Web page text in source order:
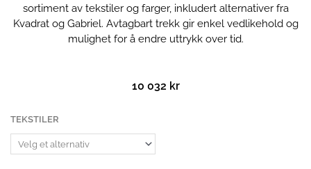
sortiment av tekstiler og farger, inkludert alternativer fra
Kvadrat og Gabriel. Avtagbart trekk gir enkel vedlikehold og
mulighet for å endre uttrykk over tid.
10 032 kr
TEKSTILER
Paradigm
puff